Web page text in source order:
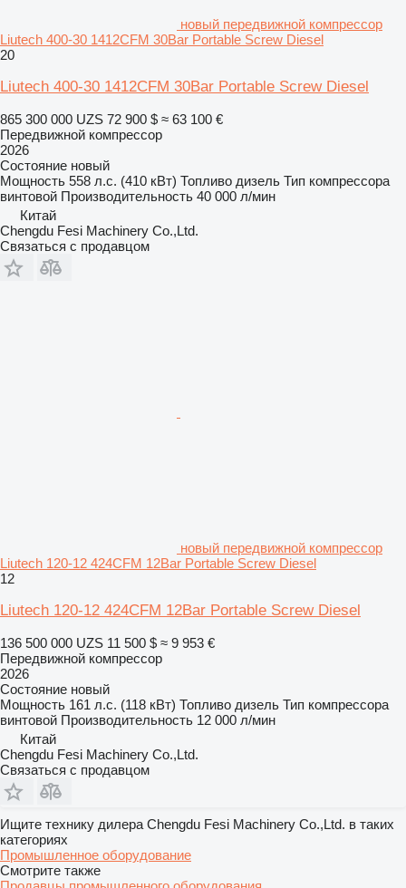
новый передвижной компрессор
Liutech 400-30 1412CFM 30Bar Portable Screw Diesel
20
Liutech 400-30 1412CFM 30Bar Portable Screw Diesel
865 300 000 UZS 72 900 $ ≈ 63 100 €
Передвижной компрессор
2026
Состояние новый
Мощность 558 л.с. (410 кВт) Топливо дизель Тип компрессора
винтовой Производительность 40 000 л/мин
Китай
Chengdu Fesi Machinery Co.,Ltd.
Связаться с продавцом
новый передвижной компрессор
Liutech 120-12 424CFM 12Bar Portable Screw Diesel
12
Liutech 120-12 424CFM 12Bar Portable Screw Diesel
136 500 000 UZS 11 500 $ ≈ 9 953 €
Передвижной компрессор
2026
Состояние новый
Мощность 161 л.с. (118 кВт) Топливо дизель Тип компрессора
винтовой Производительность 12 000 л/мин
Китай
Chengdu Fesi Machinery Co.,Ltd.
Связаться с продавцом
Ищите технику дилера Chengdu Fesi Machinery Co.,Ltd. в таких
категориях
Промышленное оборудование
Смотрите также